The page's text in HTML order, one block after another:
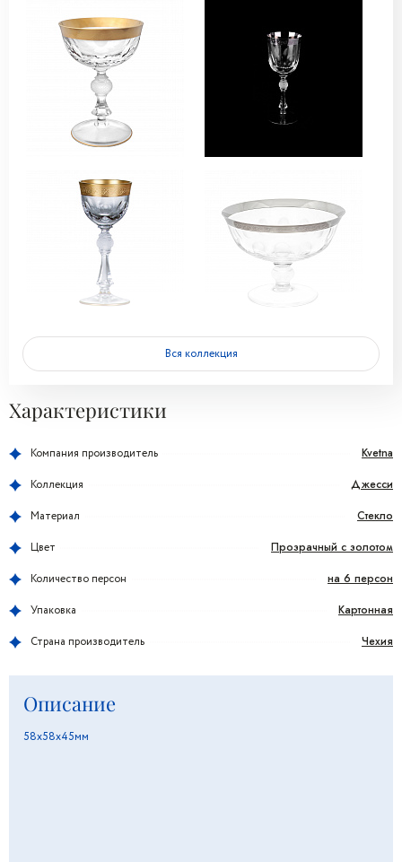
Вся коллекция
Характеристики
Компания производитель Kvetna
Коллекция Джесси
Материал Стекло
Цвет Прозрачный с золотом
Количество персон на 6 персон
Упаковка Картонная
Страна производитель Чехия
Описание
58х58х45мм